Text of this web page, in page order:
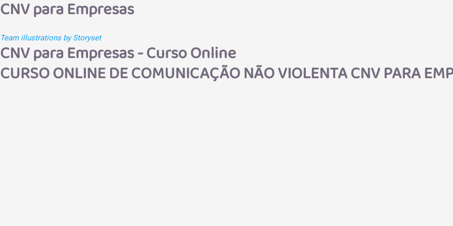
CNV para Empresas
Team illustrations by Storyset
CNV para Empresas - Curso Online
CURSO ONLINE DE COMUNICAÇÃO NÃO VIOLENTA CNV PARA